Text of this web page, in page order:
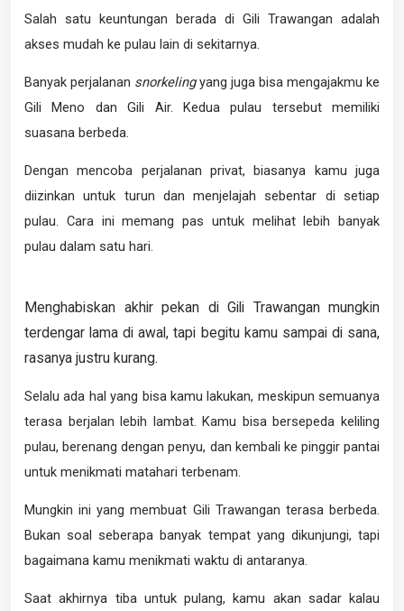
Salah satu keuntungan berada di Gili Trawangan adalah
akses mudah ke pulau lain di sekitarnya.
Banyak perjalanan snorkelingyang juga bisa mengajakmu ke
Gili Meno dan Gili Air. Kedua pulau tersebut memiliki
suasana berbeda.
Dengan mencoba perjalanan privat, biasanya kamu juga
diizinkan untuk turun dan menjelajah sebentar di setiap
pulau. Cara ini memang pas untuk melihat lebih banyak
pulau dalam satu hari.
Menghabiskan akhir pekan di Gili Trawangan mungkin
terdengar lama di awal, tapi begitu kamu sampai di sana,
rasanya justru kurang.
Selalu ada hal yang bisa kamu lakukan, meskipun semuanya
terasa berjalan lebih lambat. Kamu bisa bersepeda keliling
pulau, berenang dengan penyu, dan kembali ke pinggir pantai
untuk menikmati matahari terbenam.
Mungkin ini yang membuat Gili Trawangan terasa berbeda.
Bukan soal seberapa banyak tempat yang dikunjungi, tapi
bagaimana kamu menikmati waktu di antaranya.
Saat akhirnya tiba untuk pulang, kamu akan sadar kalau